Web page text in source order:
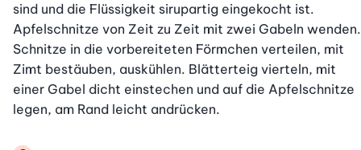
sind und die Flüssigkeit sirupartig eingekocht ist.
Apfelschnitze von Zeit zu Zeit mit zwei Gabeln wenden.
Schnitze in die vorbereiteten Förmchen verteilen, mit
Zimt bestäuben, auskühlen. Blätterteig vierteln, mit
einer Gabel dicht einstechen und auf die Apfelschnitze
legen, am Rand leicht andrücken.